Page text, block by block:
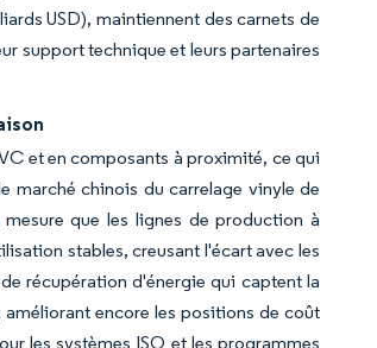
USD), maintiennent des carnets de
support technique et leurs partenaires
et en composants à proximité, ce qui
marché chinois du carrelage vinyle de
que les lignes de production à
stables, creusant l'écart avec les
récupération d'énergie qui captent la
améliorant encore les positions de coût
les systèmes ISO et les programmes